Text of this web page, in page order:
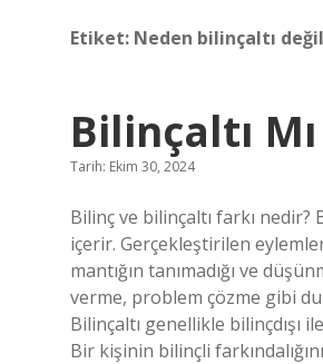
Etiket: Neden bilinçaltı değil
Bilinçaltı
Tarih: Ekim 30, 2024
Bilinç ve bilinçaltı farkı
içerir. Gerçekleştirilen
mantığın tanımadığı ve
verme, problem çözme gibi
Bilinçaltı genellikle bilinçdışı
Bir kişinin bilinçli